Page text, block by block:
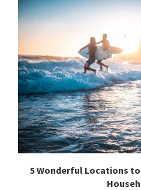
5 Wonderful Locations to